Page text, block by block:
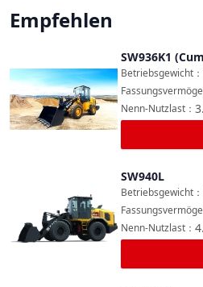
Empfehlen
SW936K1
Betriebsgewicht ：
Nenn-Nutzlast ：
SW940L
Betriebsgewicht ：
Nenn-Nutzlast ：